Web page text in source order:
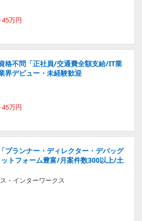
45万円
格不問「正社員/交通費全額支給/IT業
界デビュー・未経験歓迎
45万円
プランナー・ディレクター・デバッグ
トフォーム豊富/月案件数300以上/土
・インターワークス